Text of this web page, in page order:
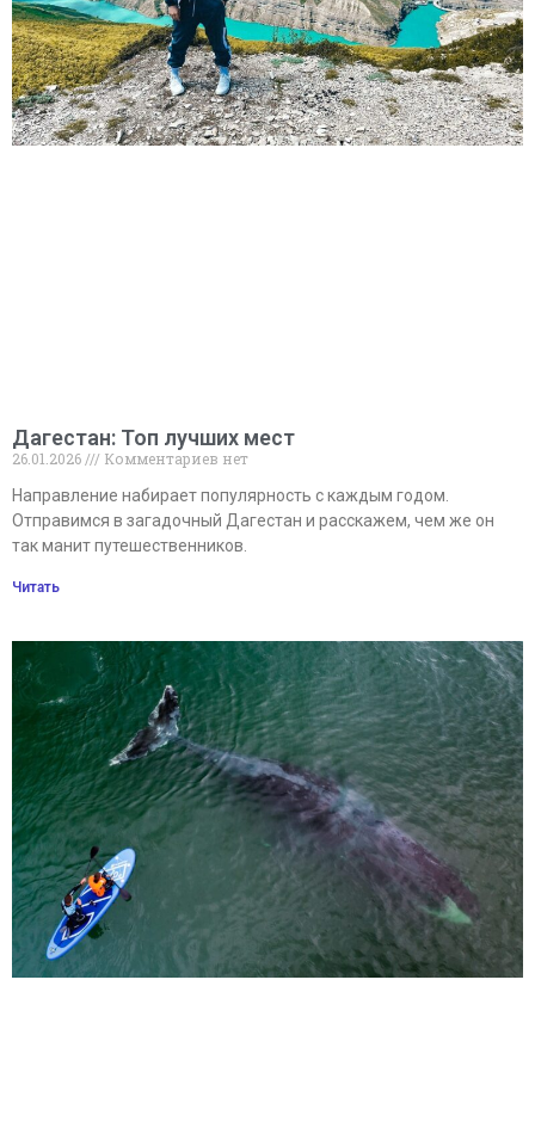
Дагестан: Топ лучших мест
26.01.2026
Комментариев нет
Направление набирает популярность с каждым годом.
Отправимся в загадочный Дагестан и расскажем, чем же он
так манит путешественников.
Читать